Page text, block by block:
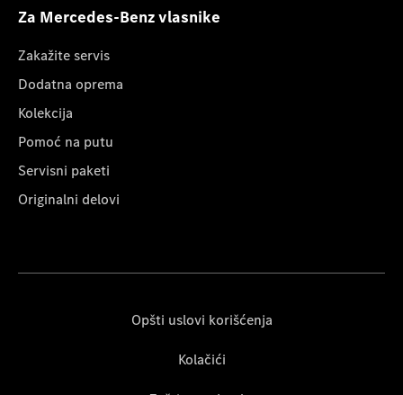
Za Mercedes-Benz vlasnike
Zakažite servis
Dodatna oprema
Kolekcija
Pomoć na putu
Servisni paketi
Originalni delovi
Opšti uslovi korišćenja
Kolačići